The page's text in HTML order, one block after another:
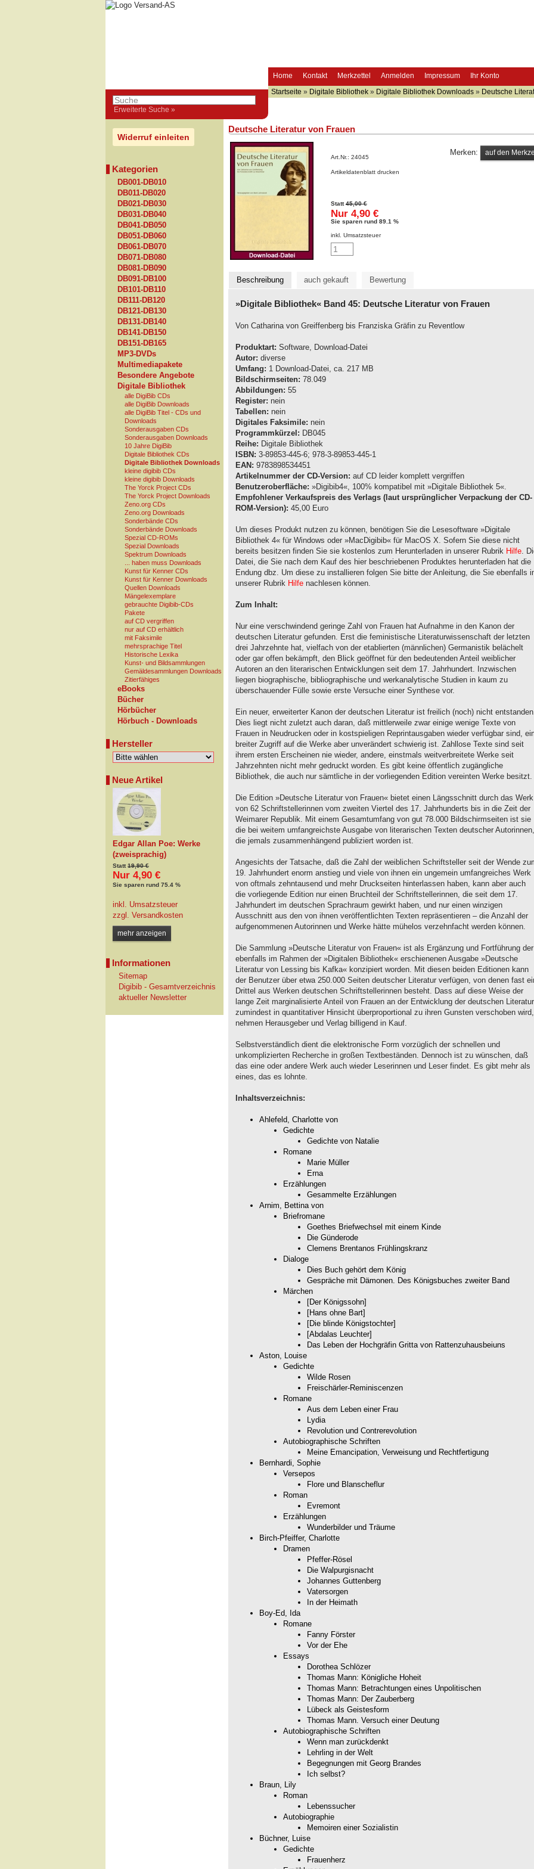
Home Kontakt Merkzettel Anmelden Impressum Ihr Konto
Erweiterte Suche »
Startseite » Digitale Bibliothek » Digitale Bibliothek Downloads » Deutsche
Widerruf einleiten
Kategorien
DB001-DB010
DB011-DB020
DB021-DB030
DB031-DB040
DB041-DB050
DB051-DB060
DB061-DB070
DB071-DB080
DB081-DB090
DB091-DB100
DB101-DB110
DB111-DB120
DB121-DB130
DB131-DB140
DB141-DB150
DB151-DB165
MP3-DVDs
Multimediapakete
Besondere Angebote
Digitale Bibliothek
alle DigiBib CDs
alle DigiBib Downloads
alle DigiBib Titel - CDs und
Downloads
Sonderausgaben CDs
Sonderausgaben Downloads
10 Jahre DigiBib
Digitale Bibliothek CDs
Digitale Bibliothek Downloads
kleine digibib CDs
kleine digibib Downloads
The Yorck Project CDs
The Yorck Project Downloads
Zeno.org CDs
Zeno.org Downloads
Sonderbände CDs
Sonderbände Downloads
Spezial CD-ROMs
Spezial Downloads
Spektrum Downloads
... haben muss Downloads
Kunst für Kenner CDs
Kunst für Kenner Downloads
Quellen Downloads
Mängelexemplare
gebrauchte Digibib-CDs
Pakete
auf CD vergriffen
nur auf CD erhältlich
mit Faksimile
mehrsprachige Titel
Historische Lexika
Kunst- und Bildsammlungen
Gemäldesammlungen Downloads
Zitierfähiges
eBooks
Bücher
Hörbücher
Hörbuch - Downloads
Hersteller
Neue Artikel
Edgar Allan Poe: Werke
(zweisprachig)
Statt19,90 €
Nur 4,90 €
Sie sparen rund 75.4 %
inkl. Umsatzsteuer
zzgl. Versandkosten
mehr anzeigen
Informationen
Sitemap
Digibib - Gesamtverzeichnis
aktueller Newsletter
Deutsche Literatur von Frauen
Art.Nr.: 24045
Artikeldatenblatt drucken
Statt45,00 €
Nur 4,90 €
Sie sparen rund 89.1 %
inkl. Umsatzsteuer
Merken:
Beschreibung auch gekauft Bewertung
»Digitale Bibliothek« Band 45: Deutsche Literatur von Frauen
Von Catharina von Greiffenberg bis Franziska Gräfin zu Reventlow
Produktart: Software, Download-Datei
Autor: diverse
Umfang: 1 Download-Datei, ca. 217 MB
Bildschirmseiten: 78.049
Abbildungen: 55
Register: nein
Tabellen: nein
Digitales Faksimile: nein
Programmkürzel: DB045
Reihe: Digitale Bibliothek
ISBN: 3-89853-445-6; 978-3-89853-445-1
EAN: 9783898534451
Artikelnummer der CD-Version: auf CD leider komplett vergriffen
Benutzeroberfläche: »Digibib4«, 100% kompatibel mit »Digitale Bibliothek 5«.
Empfohlener Verkaufspreis des Verlags (laut ursprünglicher Verpackung der CD-
ROM-Version): 45,00 Euro
Um dieses Produkt nutzen zu können, benötigen Sie die Lesesoftware »Digitale
Bibliothek 4« für Windows oder »MacDigibib« für MacOS X. Sofern Sie diese nicht
bereits besitzen finden Sie sie kostenlos zum Herunterladen in unserer Rubrik Hilfe .
Datei, die Sie nach dem Kauf des hier beschriebenen Produktes herunterladen hat die
Endung dbz. Um diese zu installieren folgen Sie bitte der Anleitung, die Sie ebenfalls
unserer Rubrik Hilfe nachlesen können.
Zum Inhalt:
Nur eine verschwindend geringe Zahl von Frauen hat Aufnahme in den Kanon der
deutschen Literatur gefunden. Erst die feministische Literaturwissenschaft der letzten
drei Jahrzehnte hat, vielfach von der etablierten (männlichen) Germanistik belächelt
oder gar offen bekämpft, den Blick geöffnet für den bedeutenden Anteil weiblicher
Autoren an den literarischen Entwicklungen seit dem 17. Jahrhundert. Inzwischen
liegen biographische, bibliographische und werkanalytische Studien in kaum zu
überschauender Fülle sowie erste Versuche einer Synthese vor.
Ein neuer, erweiterter Kanon der deutschen Literatur ist freilich (noch) nicht entstanden.
Dies liegt nicht zuletzt auch daran, daß mittlerweile zwar einige wenige Texte von
Frauen in Neudrucken oder in kostspieligen Reprintausgaben wieder verfügbar sind,
breiter Zugriff auf die Werke aber unverändert schwierig ist. Zahllose Texte sind seit
ihrem ersten Erscheinen nie wieder, andere, einstmals weitverbreitete Werke seit
Jahrzehnten nicht mehr gedruckt worden. Es gibt keine öffentlich zugängliche
Bibliothek, die auch nur sämtliche in der vorliegenden Edition vereinten Werke besitzt.
Die Edition »Deutsche Literatur von Frauen« bietet einen Längsschnitt durch das Werk
von 62 Schriftstellerinnen vom zweiten Viertel des 17. Jahrhunderts bis in die Zeit der
Weimarer Republik. Mit einem Gesamtumfang von gut 78.000 Bildschirmseiten ist sie
die bei weitem umfangreichste Ausgabe von literarischen Texten deutscher Autorinnen,
die jemals zusammenhängend publiziert worden ist.
Angesichts der Tatsache, daß die Zahl der weiblichen Schriftsteller seit der Wende
19. Jahrhundert enorm anstieg und viele von ihnen ein ungemein umfangreiches Werk
von oftmals zehntausend und mehr Druckseiten hinterlassen haben, kann aber auch
die vorliegende Edition nur einen Bruchteil der Schriftstellerinnen, die seit dem 17.
Jahrhundert im deutschen Sprachraum gewirkt haben, und nur einen winzigen
Ausschnitt aus den von ihnen veröffentlichten Texten repräsentieren – die Anzahl der
aufgenommenen Autorinnen und Werke hätte mühelos verzehnfacht werden können.
Die Sammlung »Deutsche Literatur von Frauen« ist als Ergänzung und Fortführung der
ebenfalls im Rahmen der »Digitalen Bibliothek« erschienenen Ausgabe »Deutsche
Literatur von Lessing bis Kafka« konzipiert worden. Mit diesen beiden Editionen kann
der Benutzer über etwa 250.000 Seiten deutscher Literatur verfügen, von denen fast
Drittel aus Werken deutschen Schriftstellerinnen besteht. Dass auf diese Weise der
lange Zeit marginalisierte Anteil von Frauen an der Entwicklung der deutschen Literatur
zumindest in quantitativer Hinsicht überproportional zu ihren Gunsten verschoben wird,
nehmen Herausgeber und Verlag billigend in Kauf.
Selbstverständlich dient die elektronische Form vorzüglich der schnellen und
unkomplizierten Recherche in großen Textbeständen. Dennoch ist zu wünschen, daß
das eine oder andere Werk auch wieder Leserinnen und Leser findet. Es gibt mehr als
eines, das es lohnte.
Inhaltsverzeichnis:
Ahlefeld, Charlotte von
Gedichte
Gedichte von Natalie
Romane
Marie Müller
Erna
Erzählungen
Gesammelte Erzählungen
Arnim, Bettina von
Briefromane
Goethes Briefwechsel mit einem Kinde
Die Günderode
Clemens Brentanos Frühlingskranz
Dialoge
Dies Buch gehört dem König
Gespräche mit Dämonen. Des Königsbuches zweiter Band
Märchen
[Der Königssohn]
[Hans ohne Bart]
[Die blinde Königstochter]
[Abdalas Leuchter]
Das Leben der Hochgräfin Gritta von Rattenzuhausbeiuns
Aston, Louise
Gedichte
Wilde Rosen
Freischärler-Reminiscenzen
Romane
Aus dem Leben einer Frau
Lydia
Revolution und Contrerevolution
Autobiographische Schriften
Meine Emancipation, Verweisung und Rechtfertigung
Bernhardi, Sophie
Versepos
Flore und Blanscheflur
Roman
Evremont
Erzählungen
Wunderbilder und Träume
Birch-Pfeiffer, Charlotte
Dramen
Pfeffer-Rösel
Die Walpurgisnacht
Johannes Guttenberg
Vatersorgen
In der Heimath
Boy-Ed, Ida
Romane
Fanny Förster
Vor der Ehe
Essays
Dorothea Schlözer
Thomas Mann: Königliche Hoheit
Thomas Mann: Betrachtungen eines Unpolitischen
Thomas Mann: Der Zauberberg
Lübeck als Geistesform
Thomas Mann. Versuch einer Deutung
Autobiographische Schriften
Wenn man zurückdenkt
Lehrling in der Welt
Begegnungen mit Georg Brandes
Ich selbst?
Braun, Lily
Roman
Lebenssucher
Autobiographie
Memoiren einer Sozialistin
Büchner, Luise
Gedichte
Frauenherz